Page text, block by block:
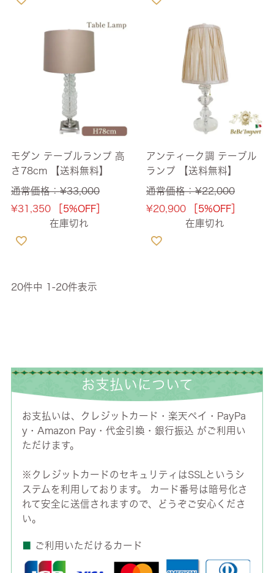
モダン テーブルランプ 高
さ78cm 【送料無料】
通常価格：¥33,000
¥31,350
［5%OFF］
在庫切れ
アンティーク調 テーブル
ランプ 【送料無料】
通常価格：¥22,000
¥20,900
［5%OFF］
在庫切れ
20件中 1 -20件表示
お支払いについて
お支払いは、クレジットカード・楽天ペイ・PayPa
y・Amazon Pay・代金引換・銀行振込 がご利用い
ただけます。
※クレジットカードのセキュリティはSSLというシ
ステムを利用しております。 カード番号は暗号化さ
れて安全に送信されますので、どうぞご安心くださ
い。
ご利用いただけるカード